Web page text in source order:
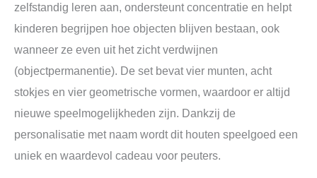
zelfstandig leren aan, ondersteunt concentratie en helpt
kinderen begrijpen hoe objecten blijven bestaan, ook
wanneer ze even uit het zicht verdwijnen
(objectpermanentie). De set bevat vier munten, acht
stokjes en vier geometrische vormen, waardoor er altijd
nieuwe speelmogelijkheden zijn. Dankzij de
personalisatie met naam wordt dit houten speelgoed een
uniek en waardevol cadeau voor peuters.